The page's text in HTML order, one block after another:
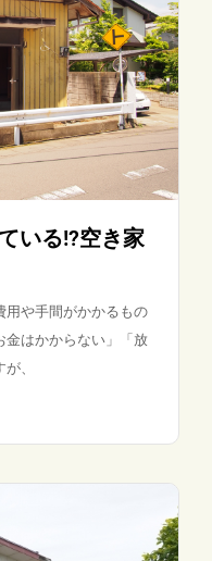
いる!?空き家
用や手間がかかるもの
金はかからない」「放
、